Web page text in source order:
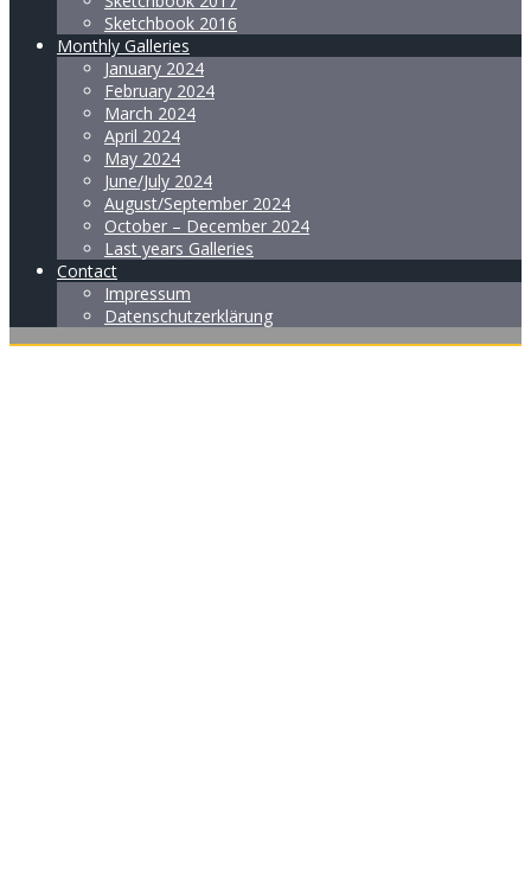
Sketchbook 2016
Monthly Galleries
January 2024
February 2024
March 2024
April 2024
May 2024
June/July 2024
August/September 2024
October – December 2024
Last years Galleries
Contact
Impressum
Datenschutzerklärung